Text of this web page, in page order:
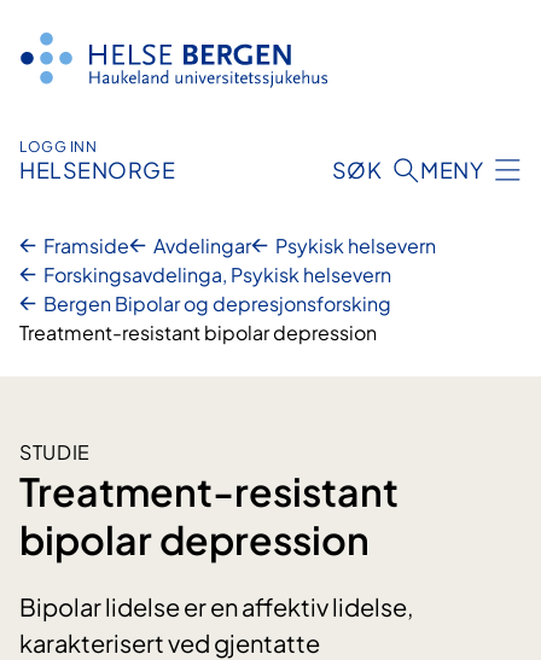
innhald
LOGG INN
HELSENORGE SØK MENY
Framside Avdelingar
Psykisk helsevern
Forskingsavdelinga, Psykisk helsevern
Bergen Bipolar og depresjonsforsking
Treatment-resistant bipolar depression
STUDIE
Treatment-resistant
bipolar depression
Bipolar lidelse er en affektiv lidelse,
karakterisert ved gjentatte